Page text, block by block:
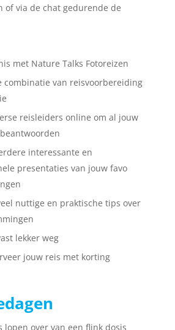
of via de chat gedurende de
met Nature Talks Fotoreizen
combinatie van reisvoorbereiding
reisleiders online om al jouw
interessante en
presentaties van jouw favo
nuttige en praktische tips over
lekker weg
jouw reis met korting
lopen over van een flink dosis